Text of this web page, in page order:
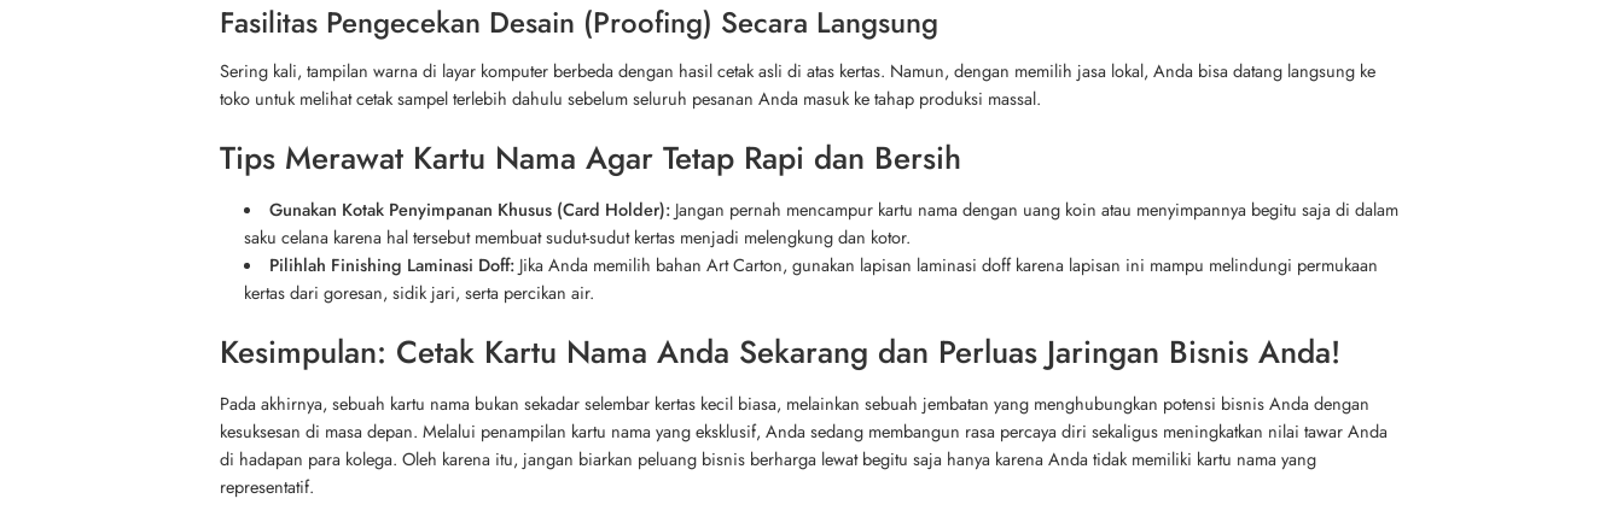
Fasilitas Pengecekan Desain (Proofing) Secara Langsung
Sering kali, tampilan warna di layar komputer berbeda dengan hasil cetak asli di atas kertas. Namun, dengan memilih jasa lokal, Anda bisa datang langsung ke
toko untuk melihat cetak sampel terlebih dahulu sebelum seluruh pesanan Anda masuk ke tahap produksi massal.
Tips Merawat Kartu Nama Agar Tetap Rapi dan Bersih
Gunakan Kotak Penyimpanan Khusus (Card Holder):Jangan pernah mencampur kartu nama dengan uang koin atau menyimpannya begitu saja di dalam
saku celana karena hal tersebut membuat sudut-sudut kertas menjadi melengkung dan kotor.
Pilihlah Finishing Laminasi Doff:Jika Anda memilih bahan Art Carton, gunakan lapisan laminasi doff karena lapisan ini mampu melindungi permukaan
kertas dari goresan, sidik jari, serta percikan air.
Kesimpulan: Cetak Kartu Nama Anda Sekarang dan Perluas Jaringan Bisnis Anda!
Pada akhirnya, sebuah kartu nama bukan sekadar selembar kertas kecil biasa, melainkan sebuah jembatan yang menghubungkan potensi bisnis Anda dengan
kesuksesan di masa depan. Melalui penampilan kartu nama yang eksklusif, Anda sedang membangun rasa percaya diri sekaligus meningkatkan nilai tawar Anda
di hadapan para kolega. Oleh karena itu, jangan biarkan peluang bisnis berharga lewat begitu saja hanya karena Anda tidak memiliki kartu nama yang
representatif.